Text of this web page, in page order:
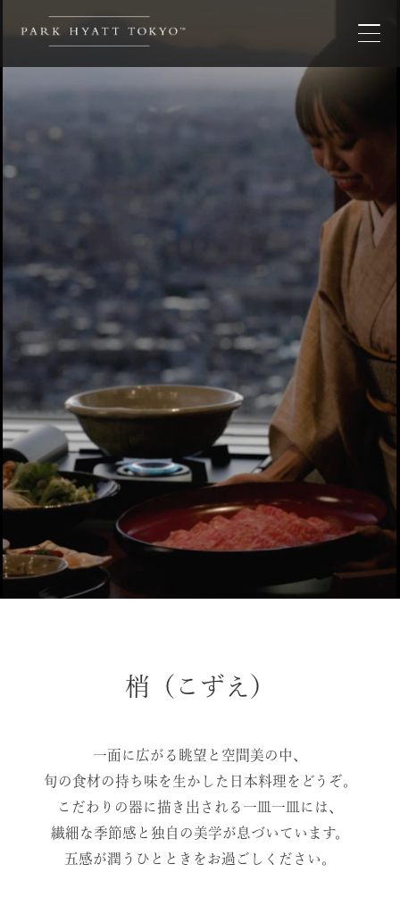
梢（こずえ）
一面に広がる眺望と空間美の中、
旬の食材の持ち味を生かした日本料理をどうぞ。
こだわりの器に描き出される一皿一皿には、
繊細な季節感と独自の美学が息づいています。
五感が潤うひとときをお過ごしください。